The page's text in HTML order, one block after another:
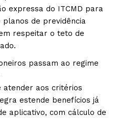
expressa do ITCMD para
de previdência
respeitar o teto de
passam ao regime
atender aos critérios
estende benefícios já
aplicativo, com cálculo de